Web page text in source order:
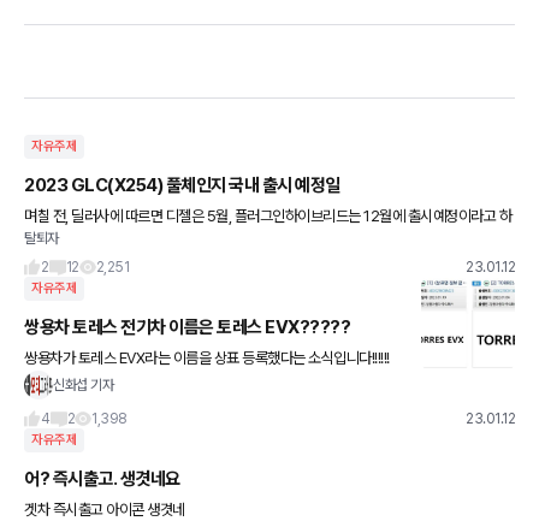
자유주제
2023 GLC(X254) 풀체인지 국내 출시 예정일
며칠 전, 딜러사에 따르면 디젤은 5월, 플러그인하이브리드는 12월에 출시예정이라고 하
네요. 가솔린은 그 중간이라고 하네요. 몇 달 전에는 언론(?)과 다르게 2월에 출시하고 저
희는 5월에 인수
탈퇴자
2
12 2,251 23.01.12
자유주제
쌍용차 토레스 전기차 이름은 토레스 EVX?????
쌍용차가 토레스 EVX라는 이름을 상표 등록했다는 소식입니다!!!!!!
신화섭 기자
4
2 1,398 23.01.12
자유주제
어? 즉시출고. 생겻네요
겟차 즉시출고 아이콘 생겻네